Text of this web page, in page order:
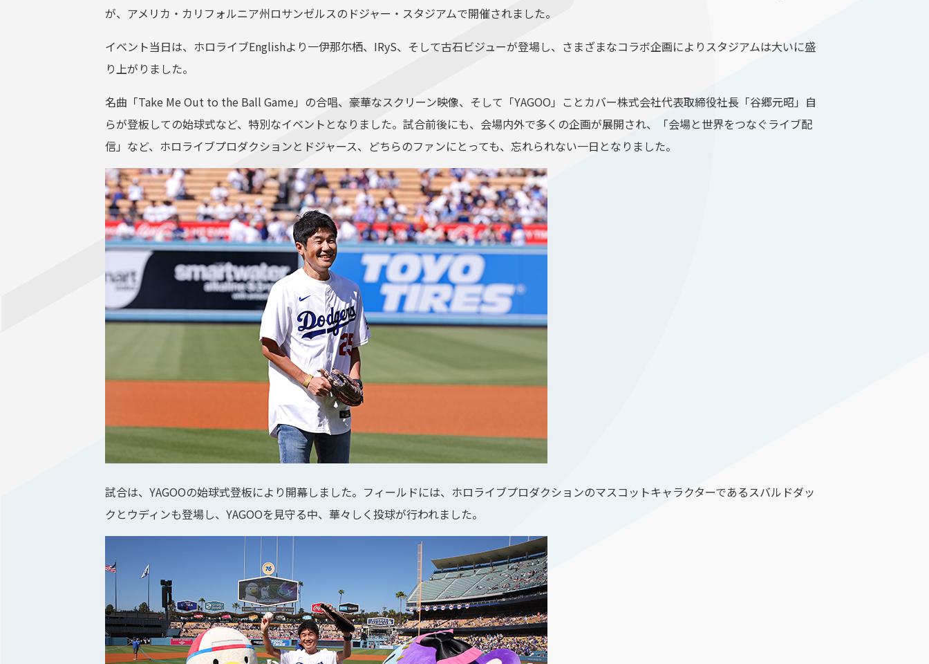
が、アメリカ・カリフォルニア州ロサンゼルスのドジャー・スタジアムで開催されました。
イベント当日は、ホロライブEnglishより一伊那尓栖、IRyS、そして古石ビジューが登場し、さまざまなコラボ企画によりスタジアムは大いに盛
り上がりました。
名曲「Take Me Out to the Ball Game」の合唱、豪華なスクリーン映像、そして「YAGOO」ことカバー株式会社代表取締役社長「谷郷元昭」自
らが登板しての始球式など、特別なイベントとなりました。試合前後にも、会場内外で多くの企画が展開され、「会場と世界をつなぐライブ配
信」など、ホロライブプロダクションとドジャース、どちらのファンにとっても、忘れられない一日となりました。
試合は、YAGOOの始球式登板により開幕しました。フィールドには、ホロライブプロダクションのマスコットキャラクターであるスバルドダッ
クとウディンも登場し、YAGOOを見守る中、華々しく投球が行われました。